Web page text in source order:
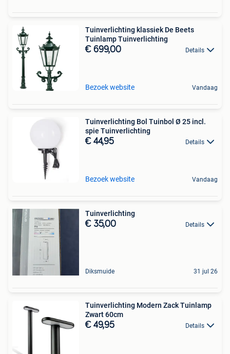
Tuinverlichting klassiek De Beets
Tuinlamp Tuinverlichting
€ 699,00 Details
Bezoek website Vandaag
Tuinverlichting Bol Tuinbol Ø 25 incl.
spie Tuinverlichting
€ 44,95 Details
Bezoek website Vandaag
Tuinverlichting
€ 35,00 Details
Diksmuide 31 jul 26
Tuinverlichting Modern Zack Tuinlamp
Zwart 60cm
€ 49,95 Details